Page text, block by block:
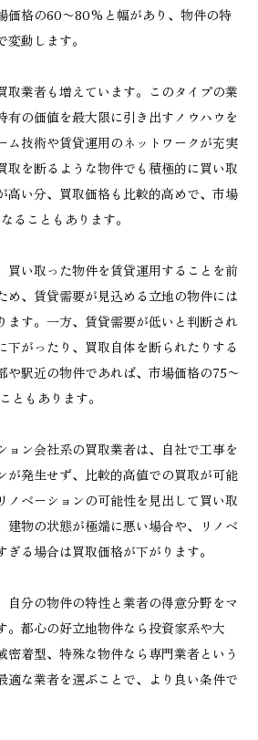
価格の60〜80%と幅があり、物件の特
動します。
取業者も増えています。このタイプの業
有の価値を最大限に引き出すノウハウを
ム技術や賃貸運用のネットワークが充実
取を断るような物件でも積極的に買い取
高い分、買取価格も比較的高めで、市場
ることもあります。
買い取った物件を賃貸運用することを前
め、賃貸需要が見込める立地の物件には
ます。一方、賃貸需要が低いと判断され
下がったり、買取自体を断られたりする
や駅近の物件であれば、市場価格の75〜
ともあります。
ョン会社系の買取業者は、自社で工事を
が発生せず、比較的高値での買取が可能
ノベーションの可能性を見出して買い取
建物の状態が極端に悪い場合や、リノベ
る場合は買取価格が下がります。
自分の物件の特性と業者の得意分野をマ
。都心の好立地物件なら投資家系や大
密着型、特殊な物件なら専門業者という
適な業者を選ぶことで、より良い条件で